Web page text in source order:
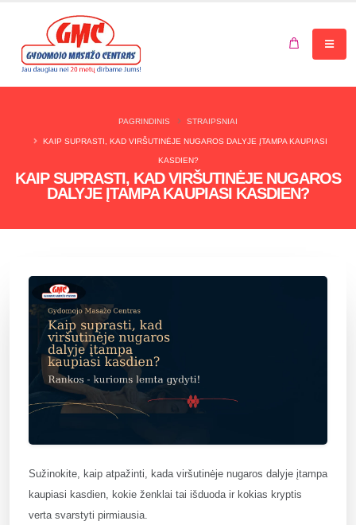
Jūsų krepšelis tuščias.
KAIP SUPRASTI, KAD VIRŠUTINĖJE NUGAROS
DALYJE ĮTAMPA KAUPIASI KASDIEN?
PAGRINDINIS STRAIPSNIAI
KAIP SUPRASTI, KAD VIRŠUTINĖJE NUGAROS DALYJE ĮTAMPA KAUPIASI
KASDIEN?
Sužinokite, kaip atpažinti, kada viršutinėje nugaros dalyje įtampa
kaupiasi kasdien, kokie ženklai tai išduoda ir kokias kryptis
verta svarstyti pirmiausia.